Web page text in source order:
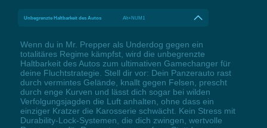
Unbegrenzte Haltbarkeit des Autos Alt+NUM1
Wenn du in Mr. Prepper als Underdog gegen ein
totalitäres Regime kämpfst, wird die unbegrenzte
Haltbarkeit des Autos zum ultimativen Gamechanger für
deine Fluchtstrategie. Stell dir vor: Dein Panzerauto rast
durch vermintes Gelände, knallt gegen Felsen, prescht
durch enge Kurven und lässt dich sogar bei wilden
Verfolgungsjagden die Luft anhalten, ohne dass ein
einziger Kratzer die Karosserie schwächt. Kein Stress mit
Durability-Lock-Systemen, die dich zwingen, wertvolle